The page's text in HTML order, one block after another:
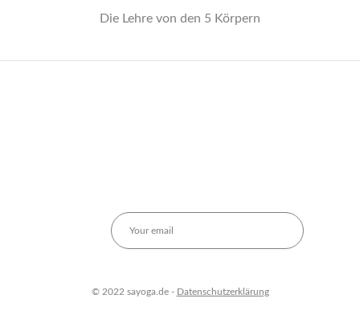
Die Lehre von den 5 Körpern
© 2022 sayoga.de - Datenschutzerklärung